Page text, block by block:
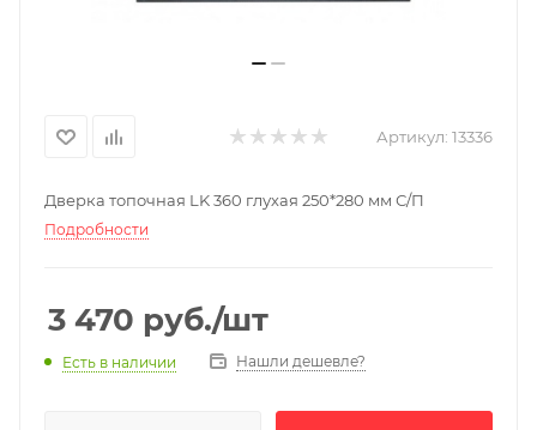
Артикул: 13336
Дверка топочная LK 360 глухая 250*280 мм С/П
Подробности
3 470 руб./шт
Есть в наличии Нашли дешевле?